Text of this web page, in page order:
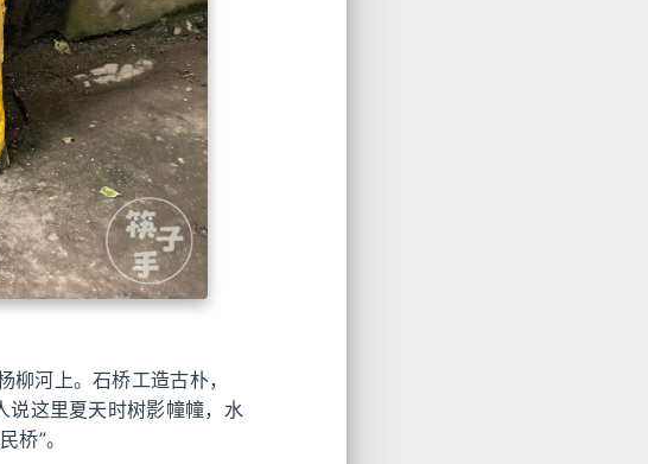
河上。石桥工造古朴，
说这里夏天时树影幢幢，水
桥”。